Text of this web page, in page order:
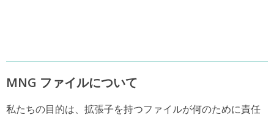
MNG ファイルについて
私たちの目的は、拡張子を持つファイルが何のために責任